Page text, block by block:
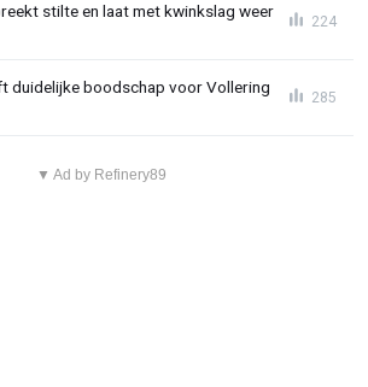
stilte en laat met kwinkslag weer
224
duidelijke boodschap voor Vollering
285
▼ Ad by Refinery89